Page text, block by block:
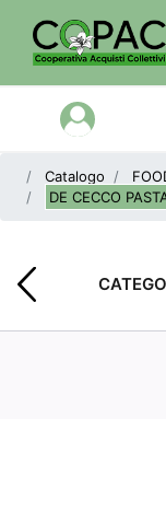
Open
Catalogo
DE CECCO